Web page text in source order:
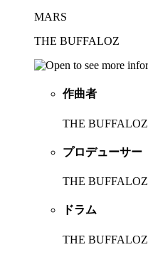
MARS
THE BUFFALOZ
作曲者
THE BUFFALOZ
プロデューサー
THE BUFFALOZ
ドラム
THE BUFFALOZ